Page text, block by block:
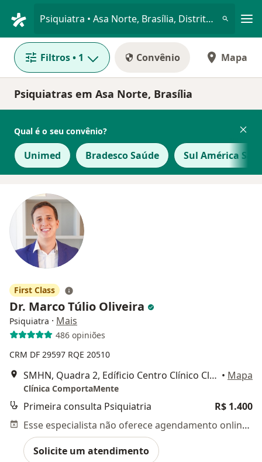
Psiquiatra • Asa Norte, Brasília, Distrito Federal DF
Filtros• 1 Convênio Mapa
Psiquiatras em Asa Norte, Brasília
Qual é o seu convênio?
Unimed Bradesco Saúde Sul América
First Class
Dr. Marco Túlio Oliveira
Psiquiatra · Mais
486 opiniões
CRM DF 29597 RQE 20510
SMHN, Quadra 2, Edíficio Centro Clínico Cléo Octávio, Consultório 508 e 510, Asa Norte, Brasília, Brasília • Mapa
Clínica ComportaMente
Primeira consulta Psiquiatria
R$ 1.400
Esse especialista não oferece agendamento online para esse endereço.
Solicite um atendimento